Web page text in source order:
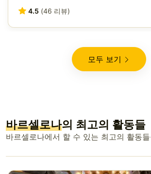
4.5 (46 리뷰)
모두 보기
바르셀로나의 최고의 활동들
바르셀로나에서 할 수 있는 최고의 활동